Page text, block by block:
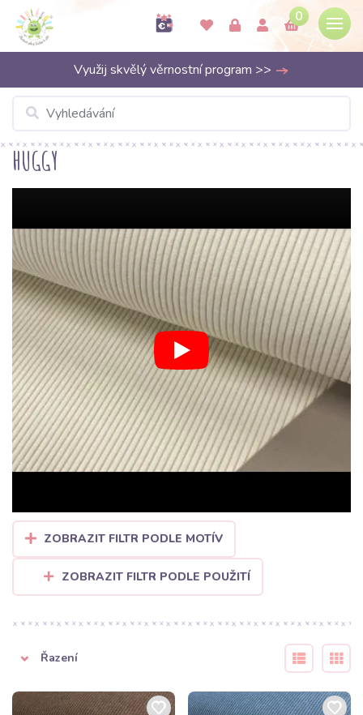
0
Využij skvělý věrnostní program >>
HUGGY
ZOBRAZIT FILTR PODLE MOTÍV
ZOBRAZIT FILTR PODLE POUŽITÍ
Řazení